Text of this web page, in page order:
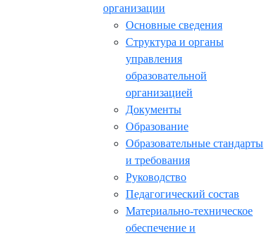
организации
Основные сведения
Структура и органы
управления
образовательной
организацией
Документы
Образование
Образовательные стандарты
и требования
Руководство
Педагогический состав
Материально-техническое
обеспечение и